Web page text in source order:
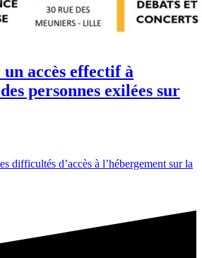
accès effectif à
personnes exilées sur
difficultés d’accès à l’hébergement sur la